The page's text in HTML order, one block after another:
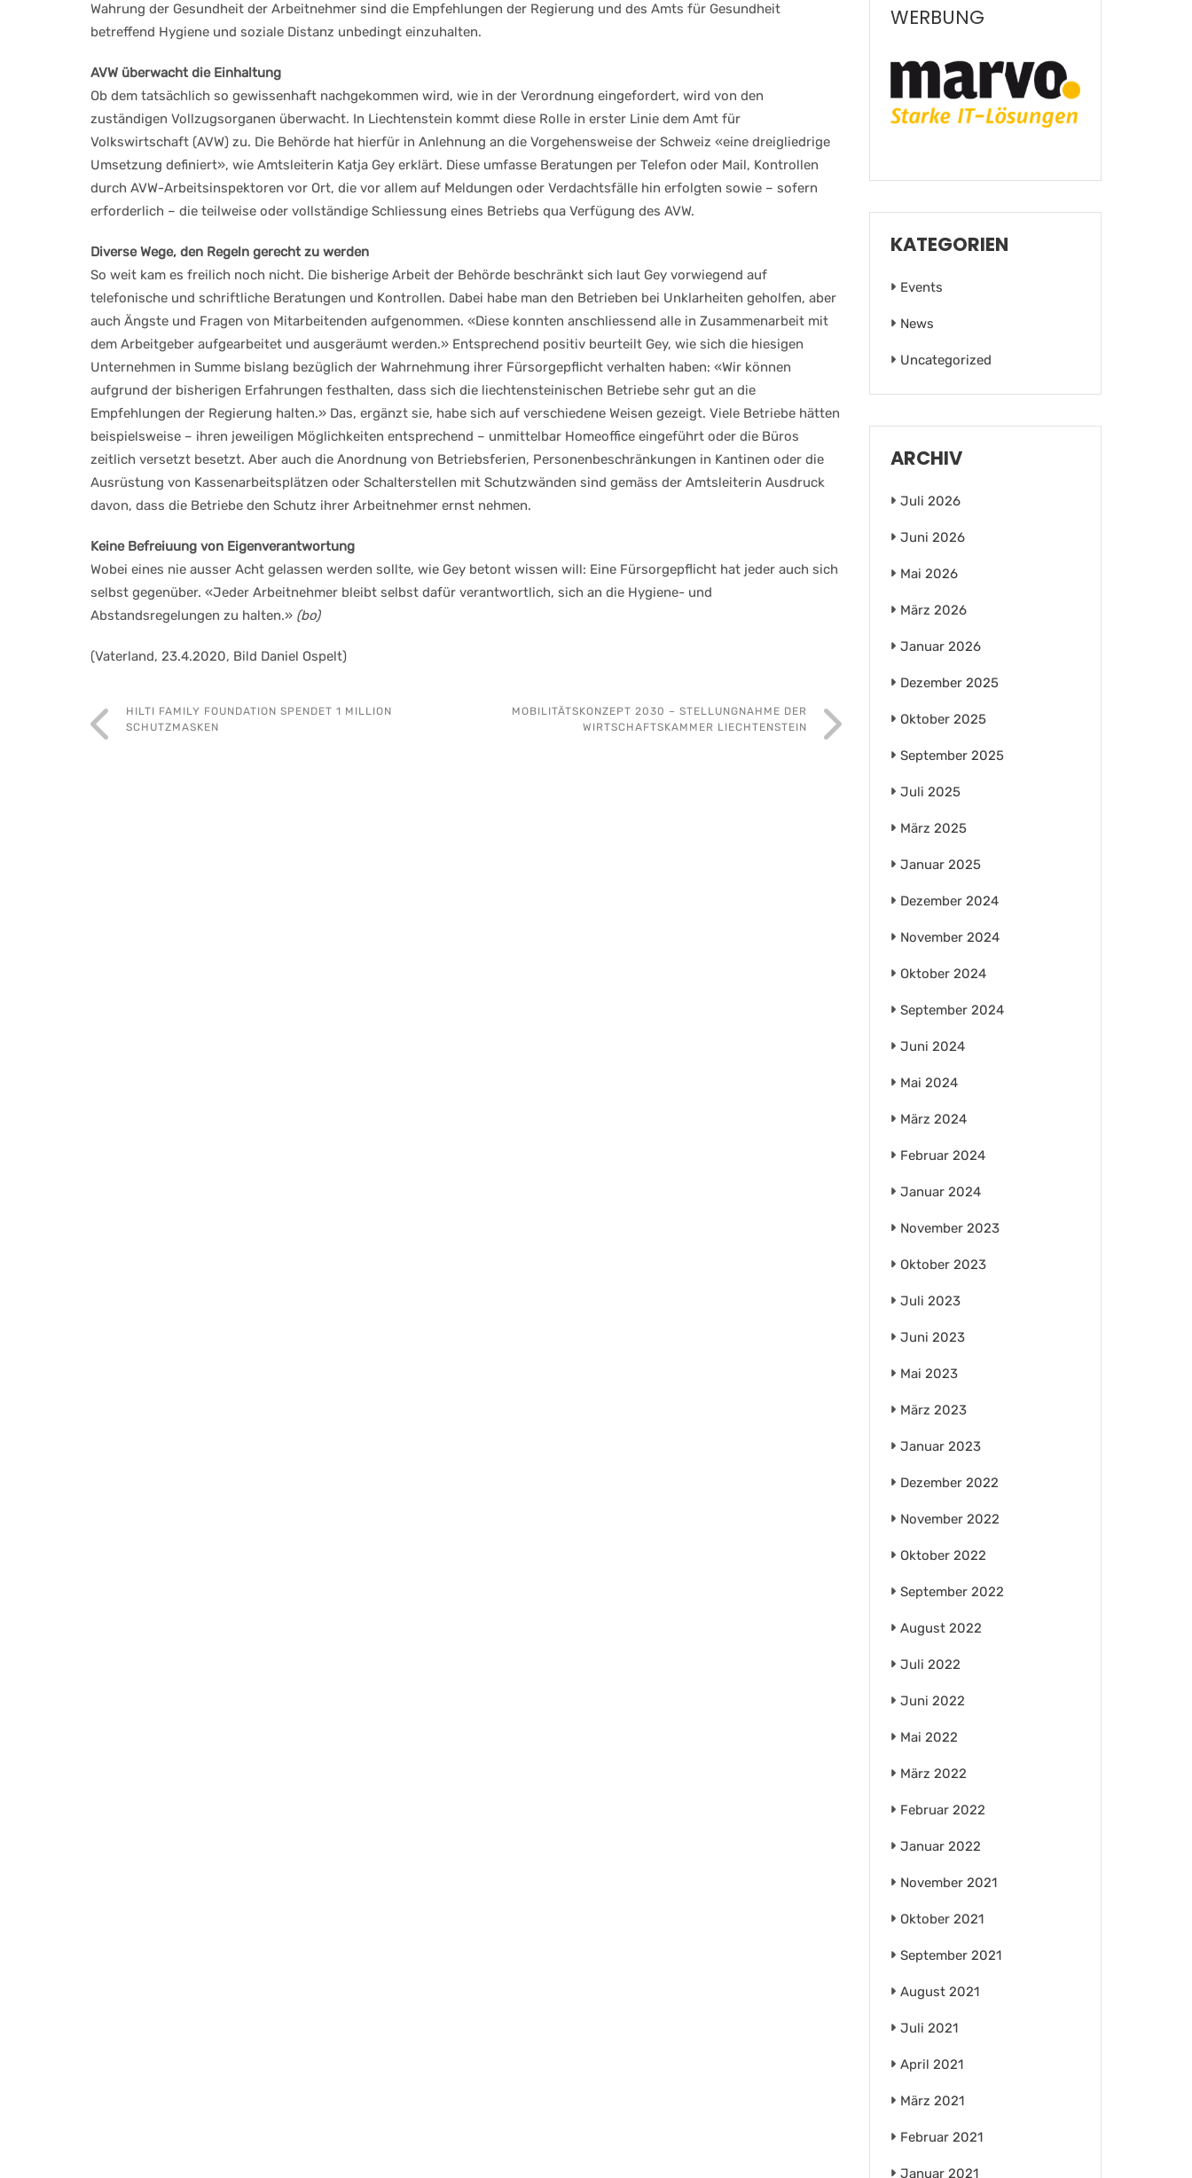
Wahrung der Gesundheit der Arbeitnehmer sind die Empfehlungen der Regierung und des Amts für Gesundheit
betreffend Hygiene und soziale Distanz unbedingt einzuhalten.
AVW überwacht die Einhaltung
Ob dem tatsächlich so gewissenhaft nachgekommen wird, wie in der Verordnung eingefordert, wird von den
zuständigen Vollzugsorganen überwacht. In Liechtenstein kommt diese Rolle in erster Linie dem Amt für
Volkswirtschaft (AVW) zu. Die Behörde hat hierfür in Anlehnung an die Vorgehensweise der Schweiz «eine dreigliedrige
Umsetzung definiert», wie Amtsleiterin Katja Gey erklärt. Diese umfasse Beratungen per Telefon oder Mail, Kontrollen
durch AVW-Arbeitsinspektoren vor Ort, die vor allem auf Meldungen oder Verdachtsfälle hin erfolgten sowie – sofern
erforderlich – die teilweise oder vollständige Schliessung eines Betriebs qua Verfügung des AVW.
Diverse Wege, den Regeln gerecht zu werden
So weit kam es freilich noch nicht. Die bisherige Arbeit der Behörde beschränkt sich laut Gey vorwiegend auf
telefonische und schriftliche Beratungen und Kontrollen. Dabei habe man den Betrieben bei Unklarheiten geholfen, aber
auch Ängste und Fragen von Mitarbeitenden aufgenommen. «Diese konnten anschliessend alle in Zusammenarbeit mit
dem Arbeitgeber aufgearbeitet und ausgeräumt werden.» Entsprechend positiv beurteilt Gey, wie sich die hiesigen
Unternehmen in Summe bislang bezüglich der Wahrnehmung ihrer Fürsorgepflicht verhalten haben: «Wir können
aufgrund der bisherigen Erfahrungen festhalten, dass sich die liechtensteinischen Betriebe sehr gut an die
Empfehlungen der Regierung halten.» Das, ergänzt sie, habe sich auf verschiedene Weisen gezeigt. Viele Betriebe hätten
beispielsweise – ihren jeweiligen Möglichkeiten entsprechend – unmittelbar Homeoffice eingeführt oder die Büros
zeitlich versetzt besetzt. Aber auch die Anordnung von Betriebsferien, Personenbeschränkungen in Kantinen oder die
Ausrüstung von Kassenarbeitsplätzen oder Schalterstellen mit Schutzwänden sind gemäss der Amtsleiterin Ausdruck
davon, dass die Betriebe den Schutz ihrer Arbeitnehmer ernst nehmen.
Keine Befreiuung von Eigenverantwortung
Wobei eines nie ausser Acht gelassen werden sollte, wie Gey betont wissen will: Eine Fürsorgepflicht hat jeder auch sich
selbst gegenüber. «Jeder Arbeitnehmer bleibt selbst dafür verantwortlich, sich an die Hygiene- und
Abstandsregelungen zu halten.» (bo)
(Vaterland, 23.4.2020, Bild Daniel Ospelt)
HILTI FAMILY FOUNDATION SPENDET 1 MILLION
SCHUTZMASKEN
MOBILITÄTSKONZEPT 2030 – STELLUNGNAHME DER
WIRTSCHAFTSKAMMER LIECHTENSTEIN
WERBUNG
KATEGORIEN
Events
News
Uncategorized
ARCHIV
Juli 2026
Juni 2026
Mai 2026
März 2026
Januar 2026
Dezember 2025
Oktober 2025
September 2025
Juli 2025
März 2025
Januar 2025
Dezember 2024
November 2024
Oktober 2024
September 2024
Juni 2024
Mai 2024
März 2024
Februar 2024
Januar 2024
November 2023
Oktober 2023
Juli 2023
Juni 2023
Mai 2023
März 2023
Januar 2023
Dezember 2022
November 2022
Oktober 2022
September 2022
August 2022
Juli 2022
Juni 2022
Mai 2022
März 2022
Februar 2022
Januar 2022
November 2021
Oktober 2021
September 2021
August 2021
Juli 2021
April 2021
März 2021
Februar 2021
Januar 2021